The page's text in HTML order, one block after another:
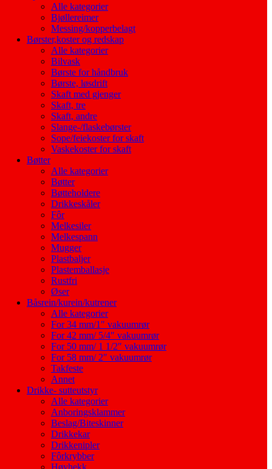
Alle kategorier
Bjøllereimer
Messing/kopperbelagt
Børster,koster og redskap
Alle kategorier
Bilvask
Børste for håndbruk
Børste, løsdrift
Skaft med gjenger
Skaft, tre
Skaft, andre
Slange-/flaskebørster
Sope/feiekoster for skaft
Vaskekoster for skaft
Bøtter
Alle kategorier
Bøtter
Bøtteholdere
Drikkeskåler
Fôr
Melkesiler
Melkespann
Mugger
Plastbaljer
Plastemballasje
Rustfri
Øser
Båsrein/kurein/kutrener
Alle kategorier
For 34 mm/1″ vakuumrør
For 42 mm/ 5/4″ vakuumrør
For 50 mm/ 1 1/2″ vakuumrør
For 58 mm/ 2″ vakuumrør
Takfeste
Annet
Drikke- sutteutstyr
Alle kategorier
Anboringsklammer
Beslag/Biteskinner
Drikkekar
Drikkenipler
Fôrkrybber
Høyhekk